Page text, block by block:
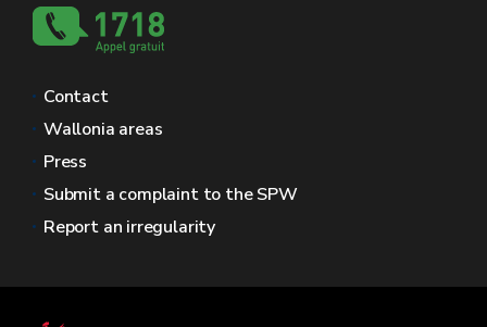
Contact
Wallonia areas
Press
Submit a complaint to the SPW
Report an irregularity